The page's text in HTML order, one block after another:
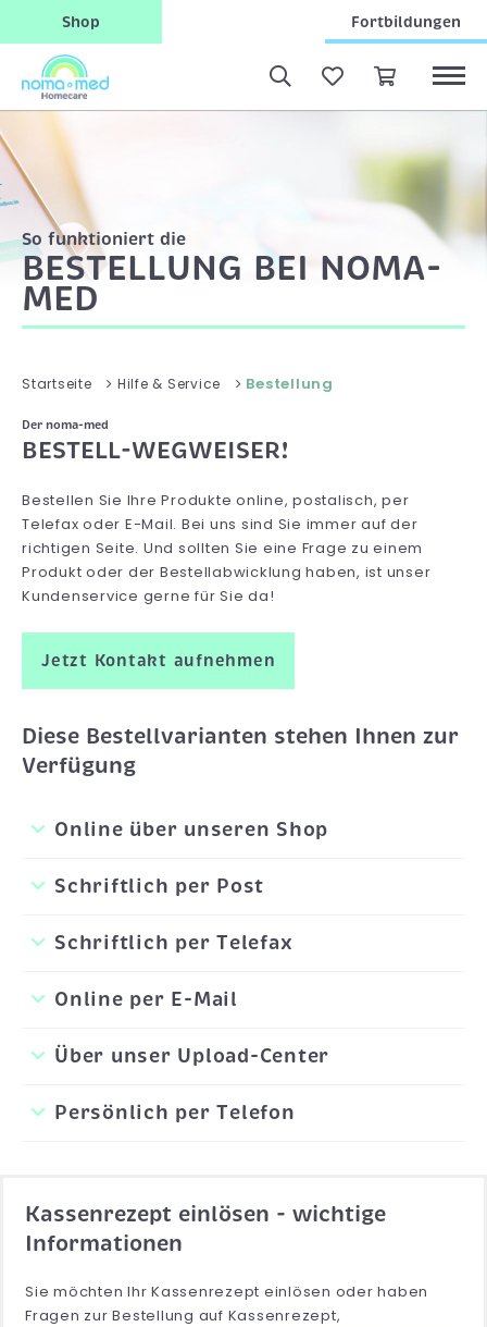
Shop Fortbildungen
So funktioniert die
BESTELLUNG BEI NOMA-
MED
Startseite Hilfe & Service Bestellung
Der noma-med
BESTELL-WEGWEISER!
Bestellen Sie Ihre Produkte online, postalisch, per
Telefax oder E-Mail. Bei uns sind Sie immer auf der
richtigen Seite. Und sollten Sie eine Frage zu einem
Produkt oder der Bestellabwicklung haben, ist unser
Kundenservice gerne für Sie da!
Jetzt Kontakt aufnehmen
Diese Bestellvarianten stehen Ihnen zur
Verfügung
Online über unseren Shop
Schriftlich per Post
Schriftlich per Telefax
Online per E-Mail
Über unser Upload-Center
Persönlich per Telefon
Kassenrezept einlösen - wichtige
Informationen
Sie möchten Ihr Kassenrezept einlösen oder haben
Fragen zur Bestellung auf Kassenrezept,